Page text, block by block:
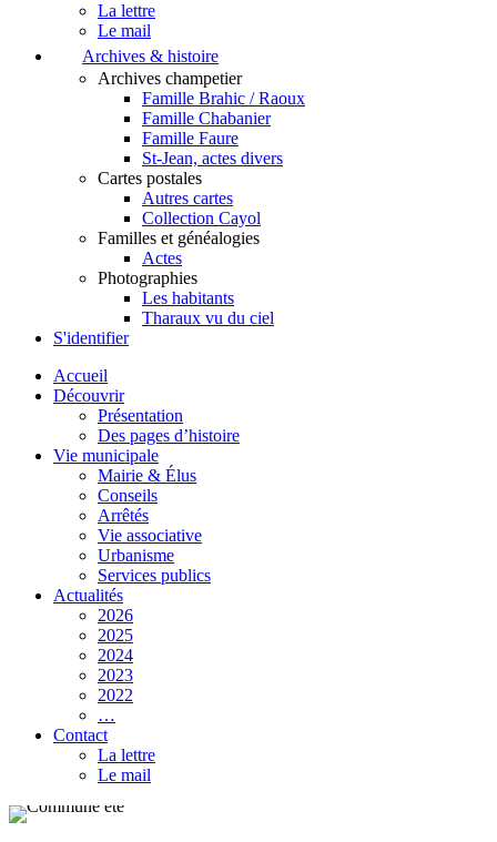
La lettre
Le mail
Archives & histoire
Archives champetier
Famille Brahic / Raoux
Famille Chabanier
Famille Faure
St-Jean, actes divers
Cartes postales
Autres cartes
Collection Cayol
Familles et généalogies
Actes
Photographies
Les habitants
Tharaux vu du ciel
S'identifier
Accueil
Découvrir
Présentation
Des pages d’histoire
Vie municipale
Mairie & Élus
Conseils
Arrêtés
Vie associative
Urbanisme
Services publics
Actualités
2026
2025
2024
2023
2022
…
Contact
La lettre
Le mail